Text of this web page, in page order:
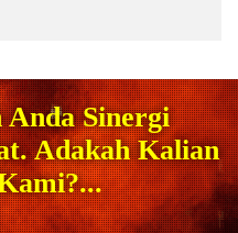
Sinergi
Adakah Kalian